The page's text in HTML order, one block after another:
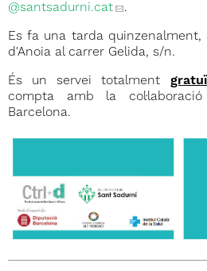
@santsadurni.cat
.
Es fa una tarda quinzenalment,
d'Anoia al carrer Gelida, s/n.
És un servei totalment
compta amb la
Barcelona.